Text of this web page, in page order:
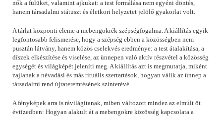
nők a fülüket, valamint ajkukat: a test formálása nem egyéni döntés,
hanem társadalmi státuszt és életkori helyzetet jelölő gyakorlat volt.
A tárlat központi eleme a mebengokrék szépségfogalma. A kiállítás egyik
legfontosabb felismerése, hogy a szépség ebben a közösségben nem
pusztán látvány, hanem közös cselekvés eredménye: a test átalakítása, a
díszek elkészítése és viselése, az ünnepen való aktív részvétel a közösség
egységét és világképét jeleníti meg. A kiállítás azt is megmutatja, miként
zajlanak a névadási és más rituális szertartások, hogyan válik az ünnep a
társadalmi rend újrateremtésének színterévé.
A fényképek arra is rávilágítanak, miben változott mindez az elmúlt öt
évtizedben: Hogyan alakult át a mebengokre közösség kapcsolata a